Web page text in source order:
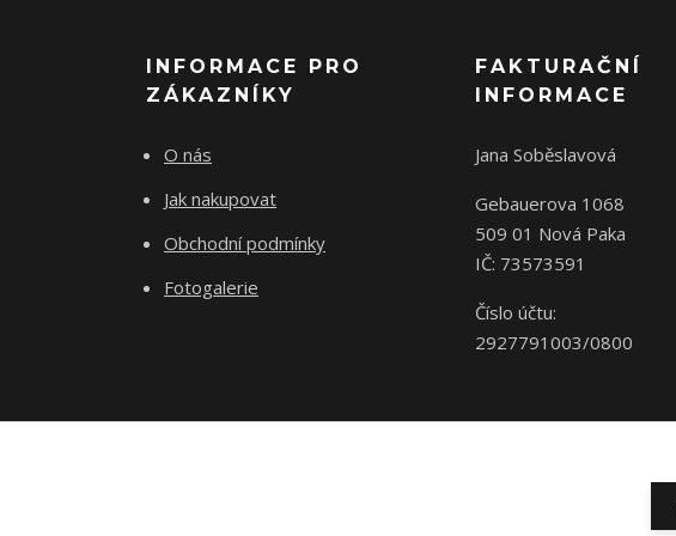
INFORMACE PRO
ZÁKAZNÍKY
O nás
Jak nakupovat
Obchodní podmínky
Fotogalerie
FAKTURAČNÍ
INFORMACE
Jana Soběslavová
Gebauerova 1068
509 01 Nová Paka
IČ: 73573591
Číslo účtu:
2927791003/0800